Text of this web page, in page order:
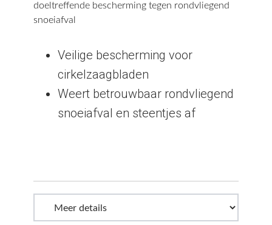
doeltreffende bescherming tegen rondvliegend
snoeiafval
Veilige bescherming voor
cirkelzaagbladen
Weert betrouwbaar rondvliegend
snoeiafval en steentjes af